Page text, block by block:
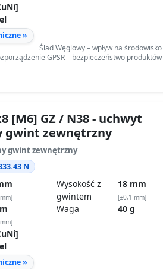
»
Ślad Węglowy – wpływ na środowisko
GPSR – bezpieczeństwo produktów
[M6] GZ / N38 - uchwyt
gwint zewnętrzny
gwint zewnętrzny
N
Wysokość z
gwintem
18 mm
[±0,1 mm]
Waga 40 g
»